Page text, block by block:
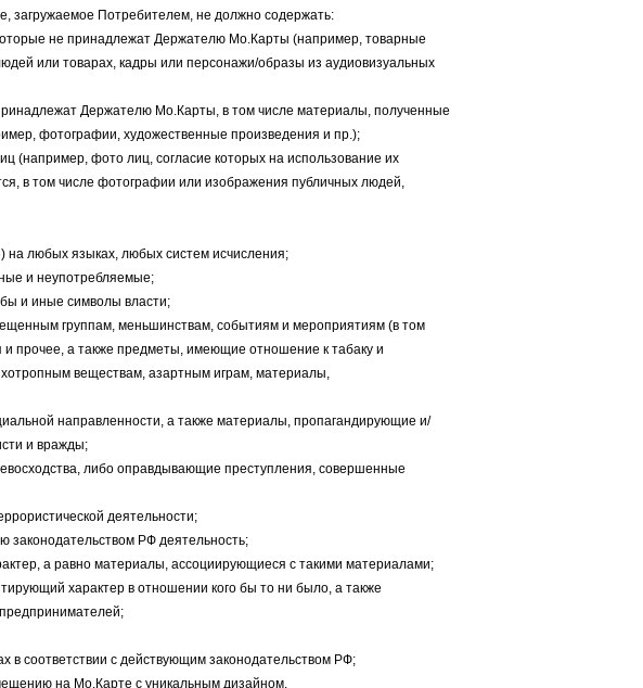
загружаемое Потребителем, не должно содержать:
не принадлежат Держателю Мо.Карты (например, товарные
или товарах, кадры или персонажи/образы из аудиовизуальных
Держателю Мо.Карты, в том числе материалы, полученные
фотографии, художественные произведения и пр.);
фото лиц, согласие которых на использование их
в том числе фотографии или изображения публичных людей,
на любых языках, любых систем исчисления;
и неупотребляемые;
и иные символы власти;
группам, меньшинствам, событиям и мероприятиям (в том
прочее, а также предметы, имеющие отношение к табаку и
веществам, азартным играм, материалы,
направленности, а также материалы, пропагандирующие и/
и вражды;
либо оправдывающие преступления, совершенные
деятельности;
РФ деятельность;
а равно материалы, ассоциирующиеся с такими материалами;
характер в отношении кого бы то ни было, а также
соответствии с действующим законодательством РФ;
на Мо.Карте с уникальным дизайном.